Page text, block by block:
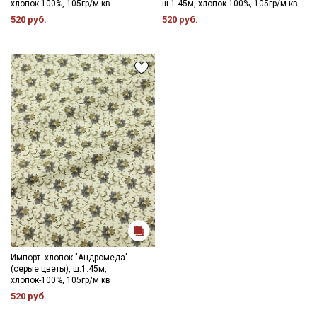
хлопок-100%, 105гр/м.кв
520 руб.
ш.1.45м, хлопок-100%, 105гр/м.кв
520 руб.
Импорт. хлопок "Андромеда"
(серые цветы), ш.1.45м,
хлопок-100%, 105гр/м.кв
520 руб.